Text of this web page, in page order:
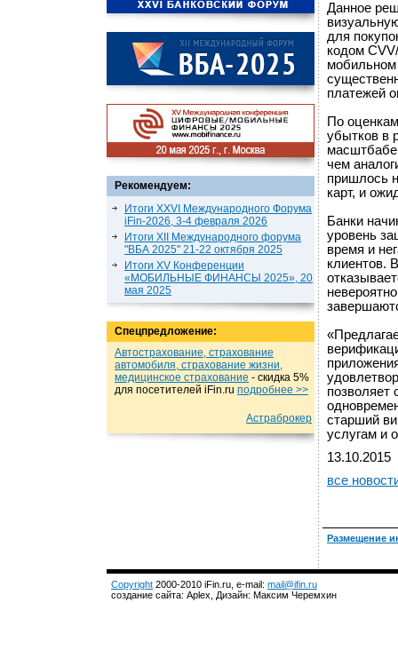
Рекомендуем:
Итоги XXVI Международного Форума
iFin-2026, 3-4 февраля 2026
Итоги XII Международного форума
"ВБА 2025" 21-22 октября 2025
Итоги XV Конференции
«МОБИЛЬНЫЕ ФИНАНСЫ 2025», 20
мая 2025
Спецпредложение:
Автострахование, страхование
автомобиля, страхование жизни,
медицинское страхование - cкидка 5%
для посетителей iFin.ru подробнеe >>
Астраброкер
Данное
для
кодом
мобильном
платежей
По
убытков в
чем
пришлось
карт, и
Банки
уровень
время и
клиентов.
позволяет
старший
услугам и
13.10.2015
все
Размещение
Copyright 2000-2010 iFin.ru, e-mail: mail@ifin.ru
создание сайта: Aplex, Дизайн: Максим Черемхин